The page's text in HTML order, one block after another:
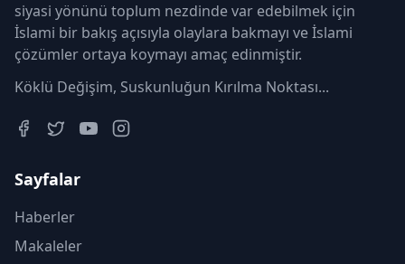
siyasi yönünü toplum nezdinde var edebilmek için
İslami bir bakış açısıyla olaylara bakmayı ve İslami
çözümler ortaya koymayı amaç edinmiştir.
Köklü Değişim, Suskunluğun Kırılma Noktası...
Sayfalar
Haberler
Makaleler